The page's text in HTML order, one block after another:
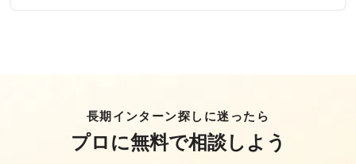
長期インターン探しに迷ったら
プロに無料で相談しよう